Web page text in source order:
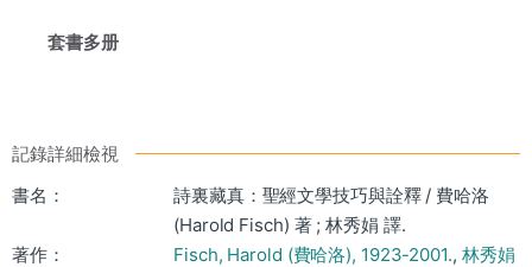
套書多册
記錄詳細檢視
書名：
詩裏藏真：聖經文學技巧與詮釋 / 費哈洛
(Harold Fisch) 著 ; 林秀娟 譯.
著作：
Fisch, Harold (費哈洛), 1923-2001., 林秀娟